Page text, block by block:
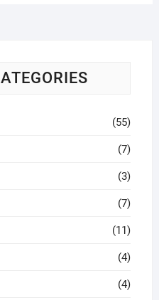
(55)
(7)
(3)
(7)
(11)
(4)
(4)